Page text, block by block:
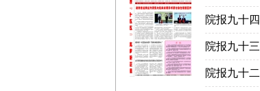
院报九十
院报九十
院报九十